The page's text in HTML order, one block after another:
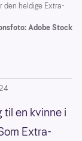
den heldige Extra-
Adobe Stock
en kvinne i
Extra-